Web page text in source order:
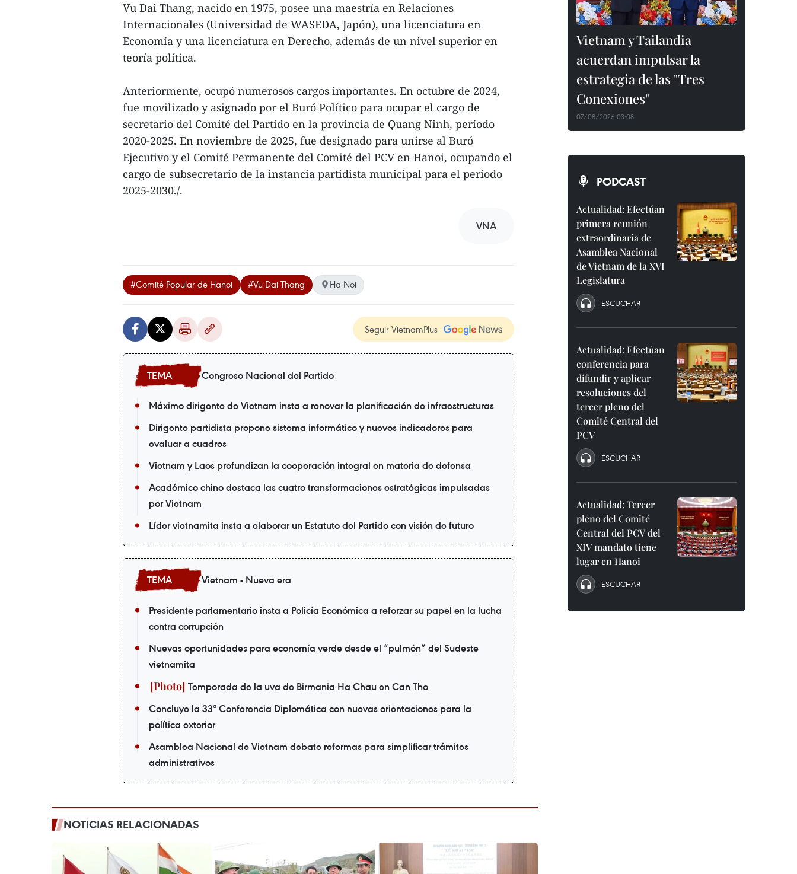
Vu Dai Thang, nacido en 1975, posee una maestría en Relaciones
Internacionales (Universidad de WASEDA, Japón), una licenciatura en
Economía y una licenciatura en Derecho, además de un nivel superior en
teoría política.
Anteriormente, ocupó numerosos cargos importantes. En octubre de 2024,
fue movilizado y asignado por el Buró Político para ocupar el cargo de
secretario del Comité del Partido en la provincia de Quang Ninh, período
2020-2025. En noviembre de 2025, fue designado para unirse al Buró
Ejecutivo y el Comité Permanente del Comité del PCV en Hanoi, ocupando el
cargo de subsecretario de la instancia partidista municipal para el período
2025-2030./.
VNA
#Comité Popular de Hanoi #Vu Dai Thang Ha Noi
Seguir VietnamPlus
Congreso Nacional del Partido
Máximo dirigente de Vietnam insta a renovar la planificación de infraestructuras
Dirigente partidista propone sistema informático y nuevos indicadores para
evaluar a cuadros
Vietnam y Laos profundizan la cooperación integral en materia de defensa
Académico chino destaca las cuatro transformaciones estratégicas impulsadas
por Vietnam
Líder vietnamita insta a elaborar un Estatuto del Partido con visión de futuro
Vietnam - Nueva era
Presidente parlamentario insta a Policía Económica a reforzar su papel en la lucha
contra corrupción
Nuevas oportunidades para economía verde desde el “pulmón” del Sudeste
vietnamita
Temporada de la uva de Birmania Ha Chau en Can Tho
Concluye la 33ª Conferencia Diplomática con nuevas orientaciones para la
política exterior
Asamblea Nacional de Vietnam debate reformas para simplificar trámites
administrativos
NOTICIAS RELACIONADAS
Vietnam y Tailandia
acuerdan impulsar la
estrategia de las "Tres
Conexiones"
07/08/2026 03:08
PODCAST
Actualidad: Efectúan
primera reunión
extraordinaria de
Asamblea Nacional
de Vietnam de la XVI
Legislatura
ESCUCHAR
Actualidad: Efectúan
conferencia para
difundir y aplicar
resoluciones del
tercer pleno del
Comité Central del
PCV
ESCUCHAR
Actualidad: Tercer
pleno del Comité
Central del PCV del
XIV mandato tiene
lugar en Hanoi
ESCUCHAR